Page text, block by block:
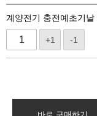
계양전기 충전예초기
+1 -1